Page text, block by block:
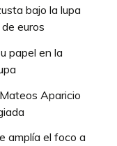
bajo la lupa
euros
papel en la
Aparicio
amplía el foco a